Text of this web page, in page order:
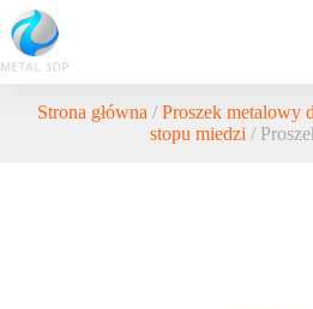
Strona główna /Proszek metalowy
stopu miedzi /